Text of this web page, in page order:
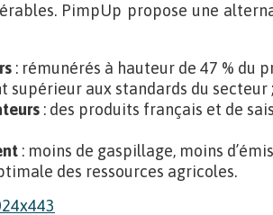
PimpUp propose une
: rémunérés à hauteur de 47 % du
supérieur aux standards du secteur ;
: des produits français et de
: moins de gaspillage, moins
des ressources agricoles.